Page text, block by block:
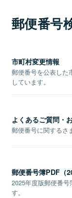
郵便番号
市町村変更情報
郵便番号を公表した
しています。
よくあるご質問・
郵便番号に関するさ
郵便番号簿PDF（
2025年度版郵便番
す。